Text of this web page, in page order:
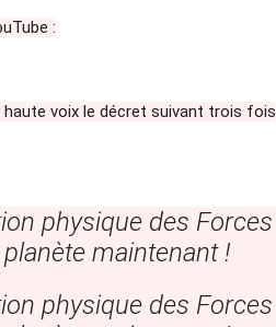
:
voix le décret suivant trois fois
physique des Forces
maintenant !
physique des Forces